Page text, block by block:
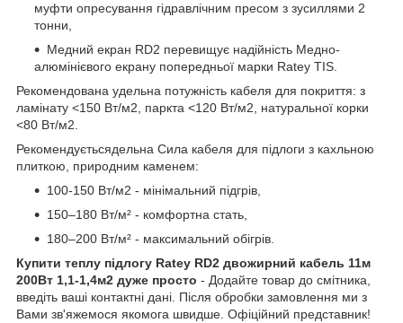
муфти опресування гідравлічним пресом з зусиллями 2
тонни,
Медний екран RD2 перевищує надійність Медно-
алюмінієвого екрану попередньої марки Ratey TIS.
Рекомендована удельна потужність кабеля для покриття: з
ламінату <150 Вт/м2, паркта <120 Вт/м2, натуральної корки
<80 Вт/м2.
Рекомендуєтьсядельна Сила кабеля для підлоги з кахльною
плиткою, природним каменем:
100-150 Вт/м2 - мінімальний підгрів,
150–180 Вт/м² - комфортна стать,
180–200 Вт/м² - максимальний обігрів.
Купити теплу підлогу Ratey RD2 двожирний кабель 11м
200Вт 1,1-1,4м2 дуже просто - Додайте товар до смітника,
введіть ваші контактні дані. Після обробки замовлення ми з
Вами зв'яжемося якомога швидше. Офіційний представник!